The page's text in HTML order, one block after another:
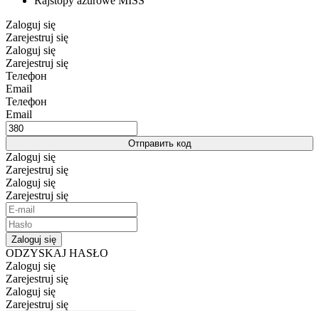
Zaloguj się
Zarejestruj się
Zaloguj się
Zarejestruj się
Телефон
Email
Телефон
Email
Отправить код
Zaloguj się
Zarejestruj się
Zaloguj się
Zarejestruj się
Zaloguj się
ODZYSKAJ HASŁO
Zaloguj się
Zarejestruj się
Zaloguj się
Zarejestruj się